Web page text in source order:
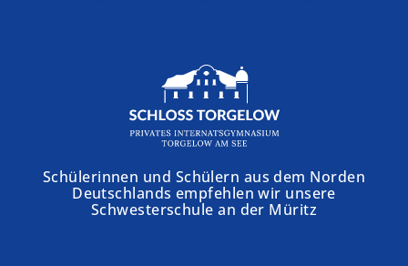
Schülerinnen und Schülern aus dem Norden
Deutschlands empfehlen wir unsere
Schwesterschule an der Müritz